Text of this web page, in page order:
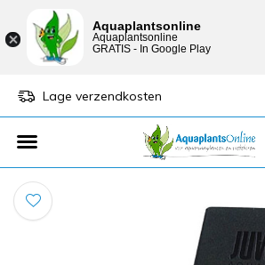
Lage verzendkosten
Aquaplantsonline
Aquaplantsonline
GRATIS - In Google Play